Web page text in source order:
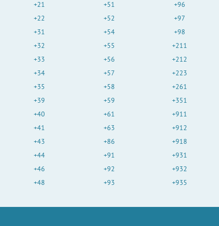
+21
+22
+31
+32
+33
+34
+35
+39
+40
+41
+43
+44
+46
+48
+51
+52
+54
+55
+56
+57
+58
+59
+61
+63
+86
+91
+92
+93
+96
+97
+98
+211
+212
+223
+261
+351
+911
+912
+918
+931
+932
+935